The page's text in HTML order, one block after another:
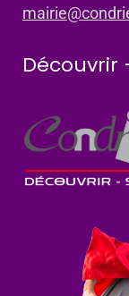
Découvrir